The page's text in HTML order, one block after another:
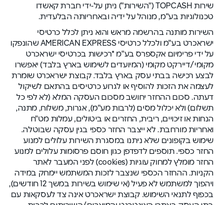
שירות TOPCASH ("השירות") ניתן על-ידי חברת קאשדו
טכנולוגיות בע"מ, מנוהל על ידיה ובאחריותה הבלעדית.
השירות מותנה בהרשמה מראש והוא ניתן לכלל כרטיסי
ישראכרט בע"מ ולכלל כרטיסי AMERICAN EXPRESS שהונפקו
על ידי פרימיום אקספרס בע"מ *רכישות בכרטיסי ישראכרט
מקומי/דיירקט מקומי (המיועדים לשימוש בארץ בלבד) יאפשרו
לבצע רכישה בבתי עסק בארץ בלבד. קבוצת ישראכרט שומרת
לעצמה את הזכות להוסיף או לגרוע כרטיסים בהתאם לשיקול
דעתה. סכום ההחזר יחושב מסכום העסקה המלא (לא לפי כל
תשלום) ולא יכלול מסים (לרבות מע"מ), אגרות, משלוח, מתנה,
הנחות או זיכויים, ריבית, החזרים או ביטולים, עמלות מט"ח
ואחריות מורחבת. לא ייצבר החזר כספי בגין עסקה שבוטלה.
שימוש בקופונים שלא ניתנו במסגרת השירות עלולים למנוע
החזר כספי. תוספים לדפדפן כגון חוסם פרסומות עלולים למנוע
החזר מומלץ למחוק עוגיות (cookies) לפני המעבר לאתר
הקניות. ההחזר הכספי שנצבר לזכות המשתמש יימחק במידה
ויהפוך למשתמש לא פעיל (אי שימוש בשירות במשך 12 חודשים),
בכפוף לתנאי השימוש. קבוצת ישראכרט אינה צד לעסקאות עם